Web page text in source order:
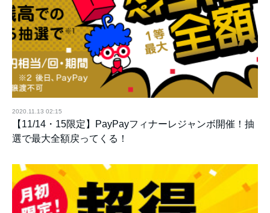
2020.11.13 02:15
【11/14・15限定】PayPayフィナーレジャンボ開催！抽
選で最大全額戻ってくる！